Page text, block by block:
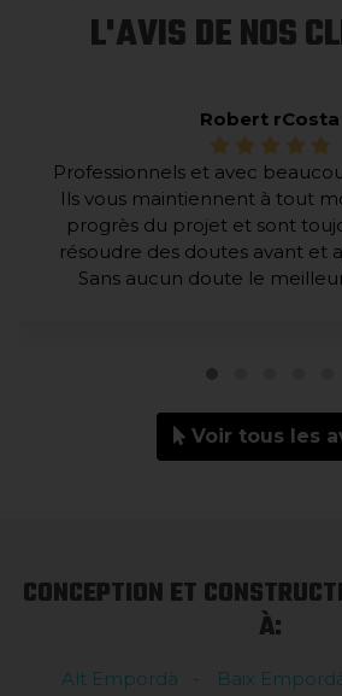
L'AVIS DE NOS
Robert rCosta
Professionnels et avec
Ils vous maintiennent à tout
progrès du projet et sont
résoudre des doutes avant et
Sans aucun doute le
Voir tous les
CONCEPTION ET
À:
Alt Empordà Baix